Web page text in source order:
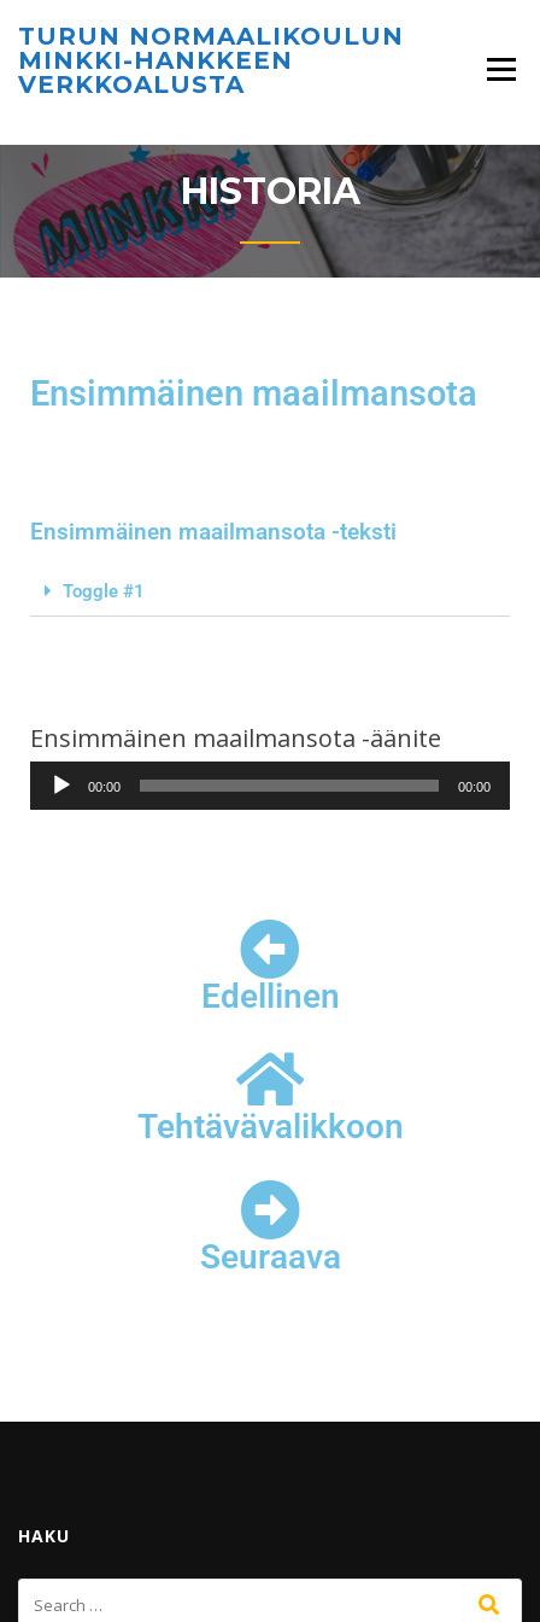
TURUN NORMAALIKOULUN
MINKKI-HANKKEEN
VERKKOALUSTA
HISTORIA
Ensimmäinen maailmansota
Ensimmäinen maailmansota -teksti
Toggle #1
Ensimmäinen maailmansota -äänite
Audio
Player
00:00 00:00
Edellinen
Tehtävävalikkoon
Seuraava
HAKU